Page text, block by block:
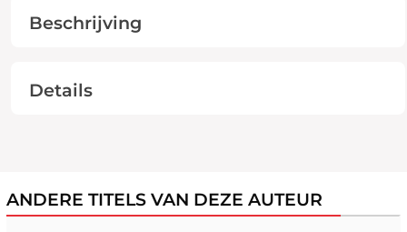
Beschrijving
Details
ANDERE TITELS VAN DEZE AUTEUR